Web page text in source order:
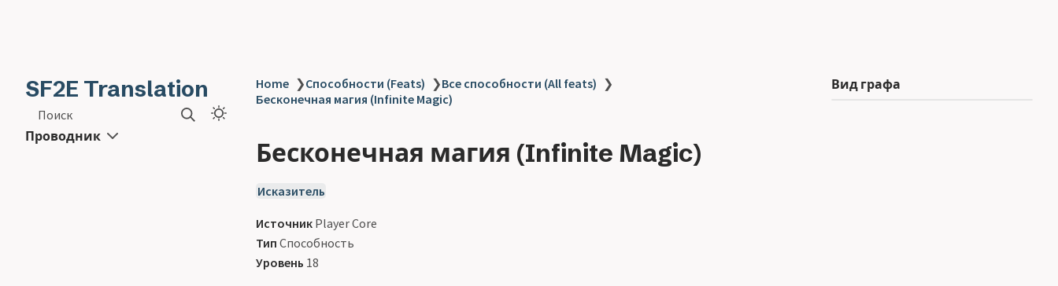
SF2E Translation
Поиск
Проводник
Home ❯Способности (Feats) ❯Все способности (All feats) ❯
Бесконечная магия (Infinite Magic)
Бесконечная магия (Infinite Magic)
Исказитель
Источник Player Core
Тип Способность
Уровень 18
Вид графа